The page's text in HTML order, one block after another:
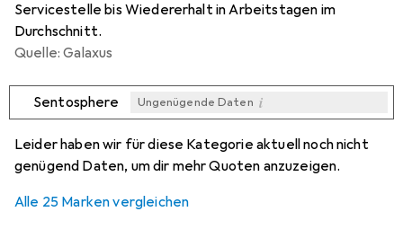
Servicestelle bis Wiedererhalt in Arbeitstagen im
Durchschnitt.
Quelle: Galaxus
Sentosphere Ungenügende Daten i
Leider haben wir für diese Kategorie aktuell noch nicht
genügend Daten, um dir mehr Quoten anzuzeigen.
Alle 25 Marken vergleichen